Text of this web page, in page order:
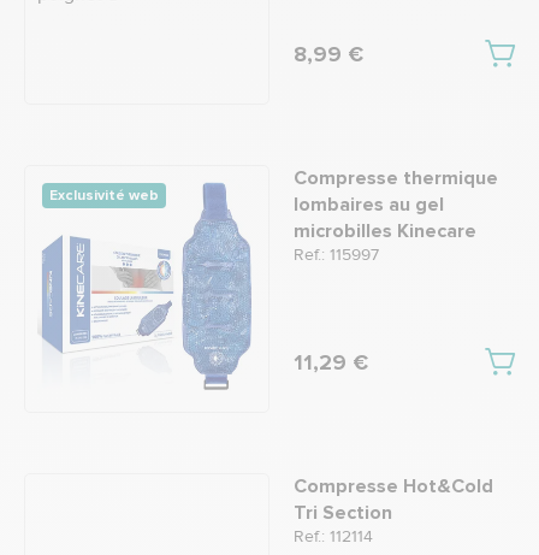
8,99 €
Exclusivité web
Compresse thermique
lombaires au gel
microbilles Kinecare
Ref.: 115997
11,29 €
Compresse Hot&Cold
Tri Section
Ref.: 112114